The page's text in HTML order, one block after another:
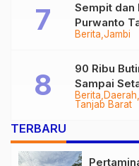
Berita Jambi
Sempit dan
Purwanto
Tungkal-
Berita Daerah
Tanjab Barat
90 Ribu
Sampai
Audit
TERBARU